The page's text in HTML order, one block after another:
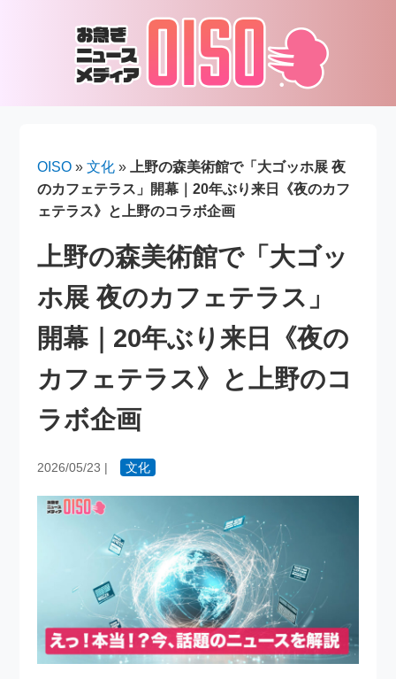
OISO »文化 »
上野の森美術館で「大ゴッホ展 夜
のカフェテラス」開幕｜20年ぶり来日《夜のカフ
ェテラス》と上野のコラボ企画
上野の森美術館で「大ゴッ
ホ展 夜のカフェテラス」
開幕｜20年ぶり来日《夜の
カフェテラス》と上野のコ
ラボ企画
2026/05/23 | 文化